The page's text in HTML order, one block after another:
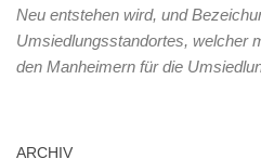
Neu entstehen wird, und
Umsiedlungsstandortes, welcher
den Manheimern für die
ARCHIV